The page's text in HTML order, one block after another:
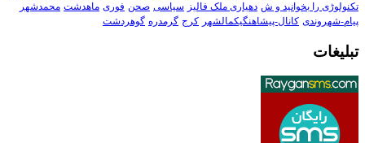
تکنولوڑی را بخوانید و ش دهیاری ملک فالیز سیاسی صحن فوری ماهدشت محمدشهر
پیام-شهروندی کانال-پیشاهنگیکمالشهر کرج گرمدره گوهردشت
تبلیغات